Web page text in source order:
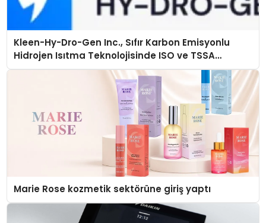
Kleen-Hy-Dro-Gen Inc., Sıfır Karbon Emisyonlu
Hidrojen Isıtma Teknolojisinde ISO ve TSSA
Düzenleyici Onaylarını Aldı
Marie Rose kozmetik sektörüne giriş yaptı